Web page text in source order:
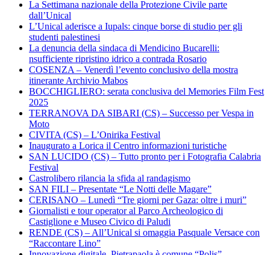
La Settimana nazionale della Protezione Civile parte
dall’Unical
L’Unical aderisce a Iupals: cinque borse di studio per gli
studenti palestinesi
La denuncia della sindaca di Mendicino Bucarelli:
nsufficiente ripristino idrico a contrada Rosario
COSENZA – Venerdì l’evento conclusivo della mostra
itinerante Archivio Mabos
BOCCHIGLIERO: serata conclusiva del Memories Film Fest
2025
TERRANOVA DA SIBARI (CS) – Successo per Vespa in
Moto
CIVITA (CS) – L’Onirika Festival
Inaugurato a Lorica il Centro informazioni turistiche
SAN LUCIDO (CS) – Tutto pronto per i Fotografia Calabria
Festival
Castrolibero rilancia la sfida al randagismo
SAN FILI – Presentate “Le Notti delle Magare”
CERISANO – Lunedì “Tre giorni per Gaza: oltre i muri”
Giornalisti e tour operator al Parco Archeologico di
Castiglione e Museo Civico di Paludi
RENDE (CS) – All’Unical si omaggia Pasquale Versace con
“Raccontare Lino”